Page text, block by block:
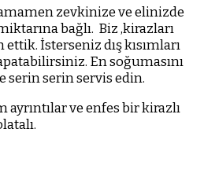
zevkinize ve elinizde
bağlı. Biz ,kirazları
İsterseniz dış kısımları
En soğumasını
serin serin servis edin.
ve enfes bir kirazlı